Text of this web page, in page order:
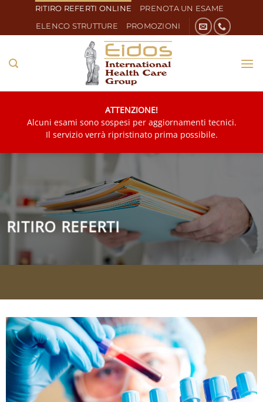
contenuti
RITIRO REFERTI ONLINE
PRENOTA UN ESAME
ELENCO STRUTTURE
PROMOZIONI
ATTENZIONE!
Alcuni esami sono sospesi per aggiornamenti tecnici.
Il servizio verrà ripristinato prima possibile.
RITIRO REFERTI